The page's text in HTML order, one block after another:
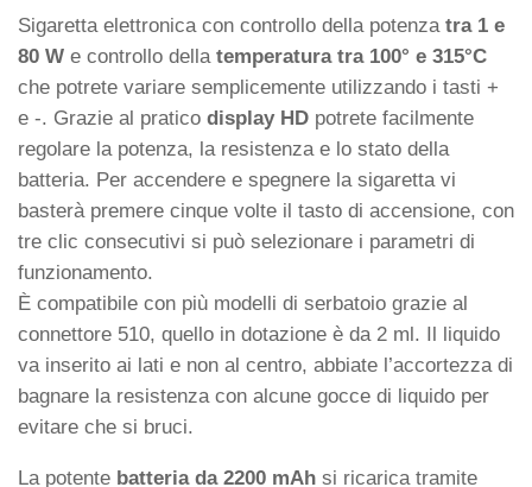
Sigaretta elettronica con controllo della potenza tra 1 e
80 W e controllo della temperatura tra 100° e 315°C
che potrete variare semplicemente utilizzando i tasti +
e -. Grazie al pratico display HD potrete facilmente
regolare la potenza, la resistenza e lo stato della
batteria. Per accendere e spegnere la sigaretta vi
basterà premere cinque volte il tasto di accensione, con
tre clic consecutivi si può selezionare i parametri di
funzionamento.
È compatibile con più modelli di serbatoio grazie al
connettore 510, quello in dotazione è da 2 ml. Il liquido
va inserito ai lati e non al centro, abbiate l’accortezza di
bagnare la resistenza con alcune gocce di liquido per
evitare che si bruci.
La potente batteria da 2200 mAh si ricarica tramite